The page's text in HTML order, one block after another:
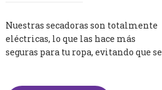
Nuestras secadoras son totalmente
eléctricas, lo que las hace más
seguras para tu ropa, evitando que se